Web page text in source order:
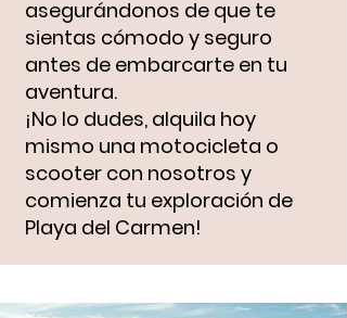
asegurándonos de que te
sientas cómodo y seguro
antes de embarcarte en tu
aventura.
¡No lo dudes, alquila hoy
mismo una motocicleta o
scooter con nosotros y
comienza tu exploración de
Playa del Carmen!